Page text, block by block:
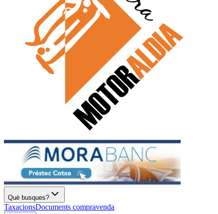
Què busques?
TaxacionsDocuments compravenda